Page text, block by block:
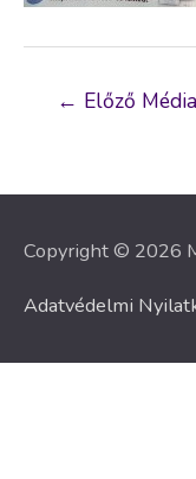
Bejegyzés
← Előző Média
Copyright © 2026
Adatvédelmi